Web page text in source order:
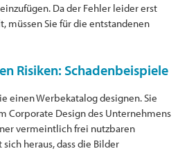
Da der Fehler leider erst
müssen Sie für die entstandenen
Risiken: Schadenbeispiele
einen Werbekatalog designen. Sie
Corporate Design des Unternehmens
vermeintlich frei nutzbaren
heraus, dass die Bilder